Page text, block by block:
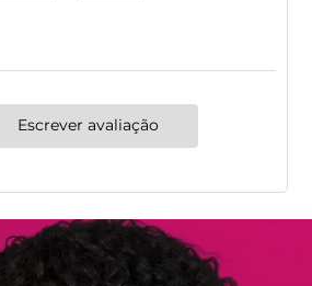
Escrever avaliação